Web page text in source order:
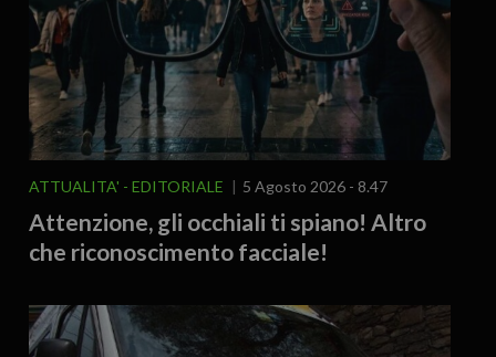
ATTUALITA' EDITORIALE 5 Agosto 2026 - 8.47
Attenzione, gli occhiali ti spiano! Altro
che riconoscimento facciale!